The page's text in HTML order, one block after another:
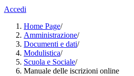
Accedi
Home Page/
Amministrazione/
Documenti e dati/
Modulistica/
Scuola e Sociale/
Manuale delle iscrizioni online